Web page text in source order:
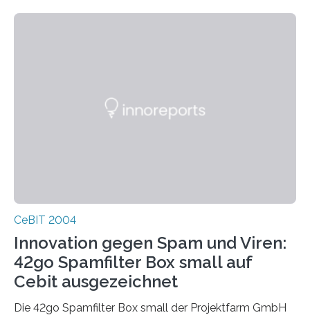
CeBIT 2004
Innovation gegen Spam und Viren:
42go Spamfilter Box small auf
Cebit ausgezeichnet
Die 42go Spamfilter Box small der Projektfarm GmbH